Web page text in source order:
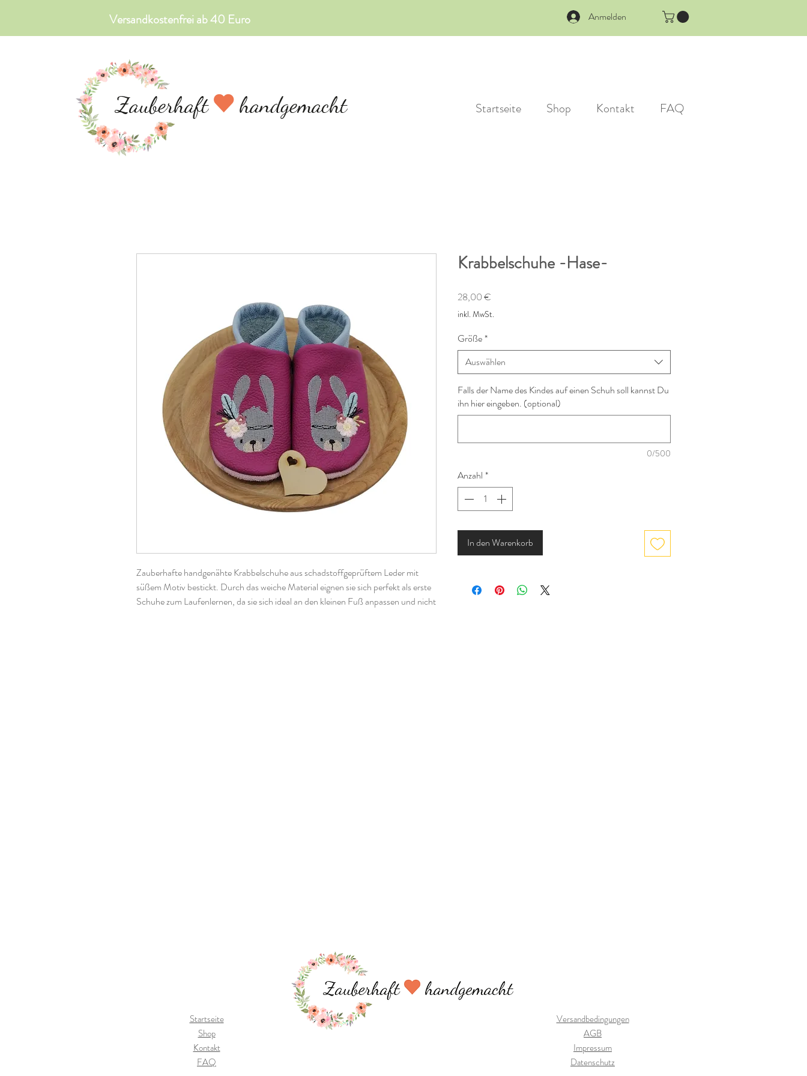
Versandkostenfrei ab 40 Euro Anmelden
Startseite Shop Kontakt FAQ
Zauberhafte handgenähte Krabbelschuhe aus schadstoffgeprüftem Leder mit
süßem Motiv bestickt. Durch das weiche Material eignen sie sich perfekt als erste
Schuhe zum Laufenlernen, da sie sich ideal an den kleinen Fuß anpassen und nicht
Krabbelschuhe -Hase-
28,00 €
inkl. MwSt.
Größe*
Auswählen
Falls der Name des Kindes auf einen Schuh soll kannst Du
ihn hier eingeben. (optional)
0/500
Anzahl *
In den Warenkorb
Startseite
Shop
Kontakt
FAQ
Versandbedingungen
AGB
Impressum
Datenschutz